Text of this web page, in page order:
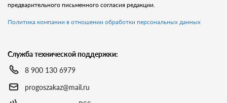
предварительного письменного согласия редакции.
Политика компании в отношении обработки персональных данных
Служба технической поддержки:
8 900 130 6979
progoszakaz@mail.ru